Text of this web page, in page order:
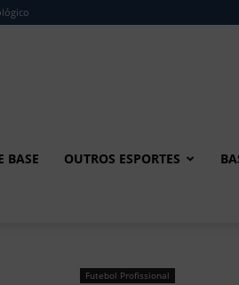
BASE OUTROS ESPORTES
Futebol Profissional